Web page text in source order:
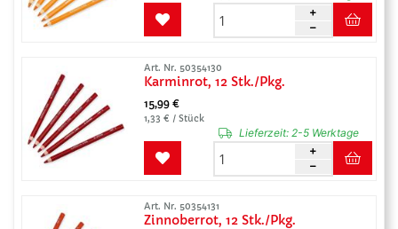
Art. Nr. 50354130
Karminrot, 12 Stk./Pkg.
15,99 €
1,33 € / Stück
Lieferzeit:2-5 Werktage
Art. Nr. 50354131
Zinnoberrot, 12 Stk./Pkg.